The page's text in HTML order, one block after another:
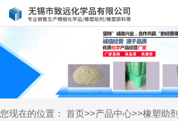
首
页
关
我
品
新
您现在的位置： 首页>>产品中心>>橡塑助剂